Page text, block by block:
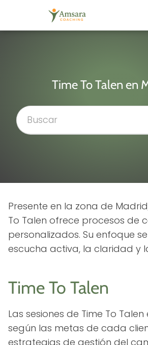
Time To Talen en
Presente en la zona de
To Talen ofrece procesos de
personalizados. Su enfoque
escucha activa, la claridad y
Time To Talen
Las sesiones de Time To
según las metas de cada
estrategias de gestión del